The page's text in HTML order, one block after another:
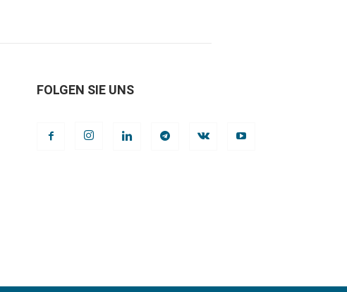
FOLGEN SIE UNS